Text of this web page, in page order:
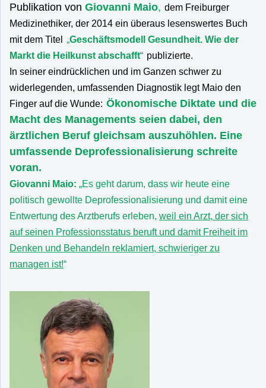
Publikation von Giovanni Maio, dem Freiburger
Medizinethiker, der 2014 ein überaus lesenswertes Buch
mit dem Titel „Geschäftsmodell Gesundheit. Wie der
Markt die Heilkunst abschafft“ publizierte.
In seiner eindrücklichen und im Ganzen schwer zu
widerlegenden, umfassenden Diagnostik legt Maio den
Finger auf die Wunde: Ökonomische Diktate und die
Macht des Managements seien dabei, den
ärztlichen Beruf gleichsam auszuhöhlen. Eine
umfassende Deprofessionalisierung schreite
voran.
Giovanni Maio: „Es geht darum, dass wir heute eine
politisch gewollte Deprofessionalisierung und damit eine
Entwertung des Arztberufs erleben, weil ein Arzt, der sich
auf seinen Professionsstatus beruft und damit Freiheit im
Denken und Behandeln reklamiert, schwieriger zu
managen ist!“